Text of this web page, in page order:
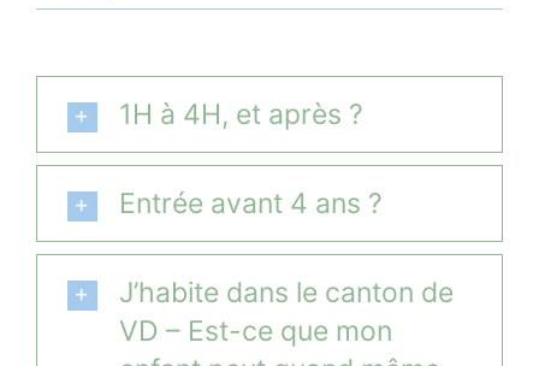
Plus d’informations
Contact
1H à 4H, et après ?
Entrée avant 4 ans ?
J’habite dans le canton de
VD – Est-ce que mon